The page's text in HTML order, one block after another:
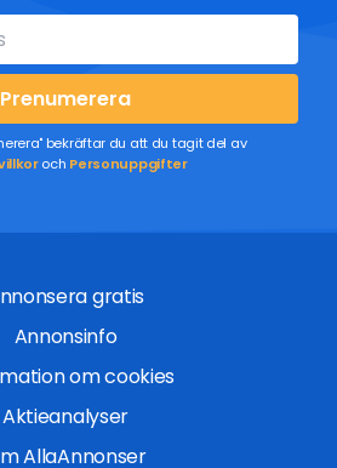
Prenumerera
bekräftar du att du tagit del av
och Personuppgifter
gratis
Annonsinfo
om cookies
Aktieanalyser
AllaAnnonser